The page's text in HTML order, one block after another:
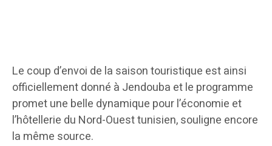
Le coup d’envoi de la saison touristique est ainsi
officiellement donné à Jendouba et le programme
promet une belle dynamique pour l’économie et
l’hôtellerie du Nord-Ouest tunisien, souligne encore
la même source.